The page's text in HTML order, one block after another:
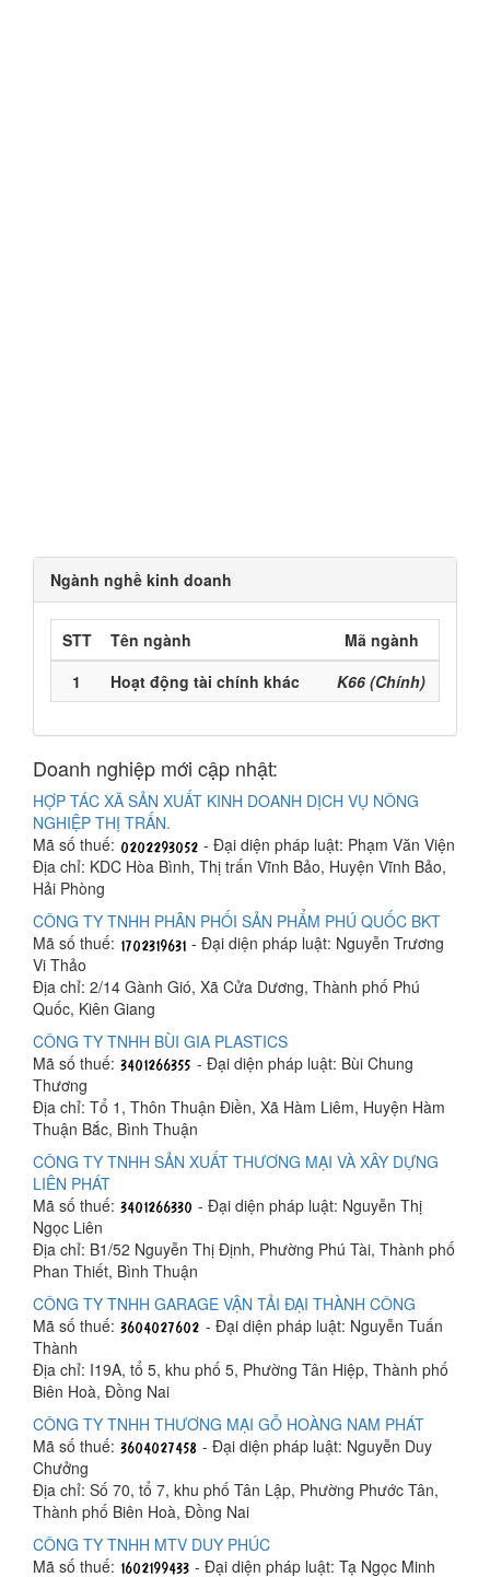
Ngành nghề kinh doanh
STT Tên ngành
Mã ngành
1
Hoạt động tài chính khác K66 (Chính)
Doanh nghiệp mới cập nhật:
HỢP TÁC XÃ SẢN XUẤT KINH DOANH DỊCH VỤ NÔNG
NGHIỆP THỊ TRẤN.
Mã số thuế:
- Đại diện pháp luật: Phạm Văn Viện
Địa chỉ: KDC Hòa Bình, Thị trấn Vĩnh Bảo, Huyện Vĩnh Bảo,
Hải Phòng
CÔNG TY TNHH PHÂN PHỐI SẢN PHẨM PHÚ QUỐC BKT
Mã số thuế:
- Đại diện pháp luật: Nguyễn Trương
Vi Thảo
Địa chỉ: 2/14 Gành Gió, Xã Cửa Dương, Thành phố Phú
Quốc, Kiên Giang
CÔNG TY TNHH BÙI GIA PLASTICS
Mã số thuế:
- Đại diện pháp luật: Bùi Chung
Thương
Địa chỉ: Tổ 1, Thôn Thuận Điền, Xã Hàm Liêm, Huyện Hàm
Thuận Bắc, Bình Thuận
CÔNG TY TNHH SẢN XUẤT THƯƠNG MẠI VÀ XÂY DỰNG
LIÊN PHÁT
Mã số thuế:
- Đại diện pháp luật: Nguyễn Thị
Ngọc Liên
Địa chỉ: B1/52 Nguyễn Thị Định, Phường Phú Tài, Thành phố
Phan Thiết, Bình Thuận
CÔNG TY TNHH GARAGE VẬN TẢI ĐẠI THÀNH CÔNG
Mã số thuế:
- Đại diện pháp luật: Nguyễn Tuấn
Thành
Địa chỉ: I19A, tổ 5, khu phố 5, Phường Tân Hiệp, Thành phố
Biên Hoà, Đồng Nai
CÔNG TY TNHH THƯƠNG MẠI GỖ HOÀNG NAM PHÁT
Mã số thuế:
- Đại diện pháp luật: Nguyễn Duy
Chưởng
Địa chỉ: Số 70, tổ 7, khu phố Tân Lập, Phường Phước Tân,
Thành phố Biên Hoà, Đồng Nai
CÔNG TY TNHH MTV DUY PHÚC
Mã số thuế:
- Đại diện pháp luật: Tạ Ngọc Minh